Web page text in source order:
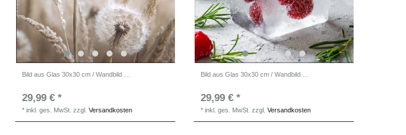
29,99 € *
*inkl. ges. MwSt. zzgl.Versandkosten
29,99 € *
*inkl. ges. MwSt. zzgl.Versandkosten